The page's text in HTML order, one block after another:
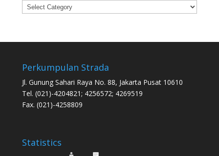
Categories
Perkumpulan Strada
Jl. Gunung Sahari Raya No. 88, Jakarta Pusat 10610
Tel. (021)-4204821; 4256572; 4269519
Fax. (021)-4258809
Statistics